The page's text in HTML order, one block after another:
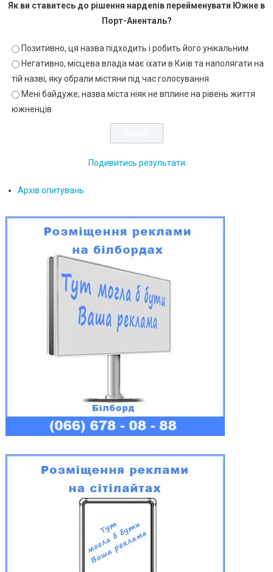
Як ви ставитесь до рішення нардепів перейменувати Южне в
Порт-Аненталь?
Позитивно, ця назва підходить і робить його унікальним
Негативно, місцева влада має їхати в Київ та наполягати на
тій назві, яку обрали містяни під час голосування
Мені байдуже, назва міста ніяк не вплине на рівень життя
южненців
Подивитись результати
Архів опитувань